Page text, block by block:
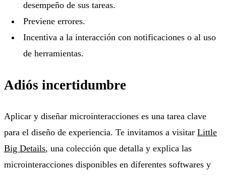
desempeño de sus tareas.
Previene errores.
Incentiva a la interacción con notificaciones o al uso
de herramientas.
Adiós incertidumbre
Aplicar y diseñar microinteracciones es una tarea clave
para el diseño de experiencia. Te invitamos a visitar Little
Big Details, una colección que detalla y explica las
microinteracciones disponibles en diferentes softwares y